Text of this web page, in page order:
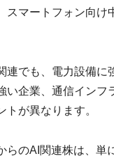
スマートフォン向け
連でも、電力設備に
い企業、通信インフ
トが異なります。
らのAI関連株は、単